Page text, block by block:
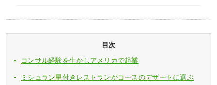
目次
コンサル経験を生かしアメリカで起業
ミシュラン星付きレストランがコースのデザートに選ぶ